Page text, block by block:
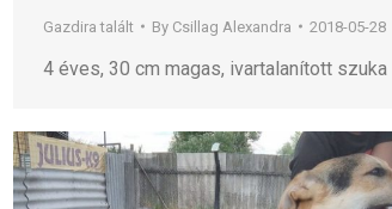
Gazdira talált By Csillag Alexandra 2018-05-28
4 éves, 30 cm magas, ivartalanított szuka